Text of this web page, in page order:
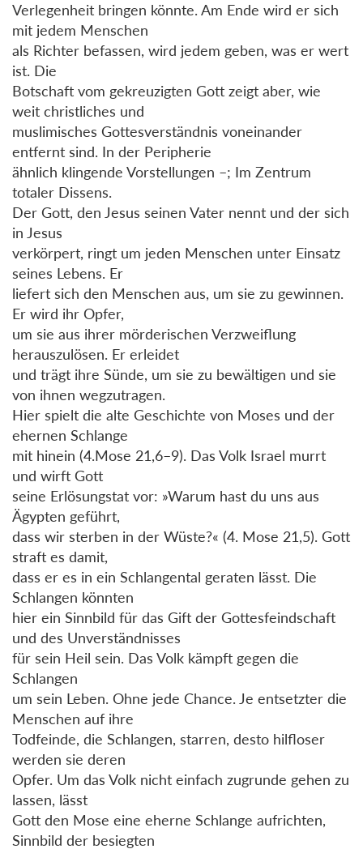
Verlegenheit bringen könnte. Am Ende wird er sich
mit jedem Menschen
als Richter befassen, wird jedem geben, was er wert
ist. Die
Botschaft vom gekreuzigten Gott zeigt aber, wie
weit christliches und
muslimisches Gottesverständnis voneinander
entfernt sind. In der Peripherie
ähnlich klingende Vorstellungen –; Im Zentrum
totaler Dissens.
Der Gott, den Jesus seinen Vater nennt und der sich
in Jesus
verkörpert, ringt um jeden Menschen unter Einsatz
seines Lebens. Er
liefert sich den Menschen aus, um sie zu gewinnen.
Er wird ihr Opfer,
um sie aus ihrer mörderischen Verzweiflung
herauszulösen. Er erleidet
und trägt ihre Sünde, um sie zu bewältigen und sie
von ihnen wegzutragen.
Hier spielt die alte Geschichte von Moses und der
ehernen Schlange
mit hinein (4.Mose 21,6–9). Das Volk Israel murrt
und wirft Gott
seine Erlösungstat vor: »Warum hast du uns aus
Ägypten geführt,
dass wir sterben in der Wüste?« (4. Mose 21,5). Gott
straft es damit,
dass er es in ein Schlangental geraten lässt. Die
Schlangen könnten
hier ein Sinnbild für das Gift der Gottesfeindschaft
und des Unverständnisses
für sein Heil sein. Das Volk kämpft gegen die
Schlangen
um sein Leben. Ohne jede Chance. Je entsetzter die
Menschen auf ihre
Todfeinde, die Schlangen, starren, desto hilfloser
werden sie deren
Opfer. Um das Volk nicht einfach zugrunde gehen zu
lassen, lässt
Gott den Mose eine eherne Schlange aufrichten,
Sinnbild der besiegten